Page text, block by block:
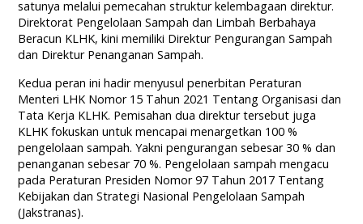
satunya melalui pemecahan struktur kelembagaan direktur.
Direktorat Pengelolaan Sampah dan Limbah Berbahaya
Beracun KLHK, kini memiliki Direktur Pengurangan Sampah
dan Direktur Penanganan Sampah.
Kedua peran ini hadir menyusul penerbitan Peraturan
Menteri LHK Nomor 15 Tahun 2021 Tentang Organisasi dan
Tata Kerja KLHK. Pemisahan dua direktur tersebut juga
KLHK fokuskan untuk mencapai menargetkan 100 %
pengelolaan sampah. Yakni pengurangan sebesar 30 % dan
penanganan sebesar 70 %. Pengelolaan sampah mengacu
pada Peraturan Presiden Nomor 97 Tahun 2017 Tentang
Kebijakan dan Strategi Nasional Pengelolaan Sampah
(Jakstranas).